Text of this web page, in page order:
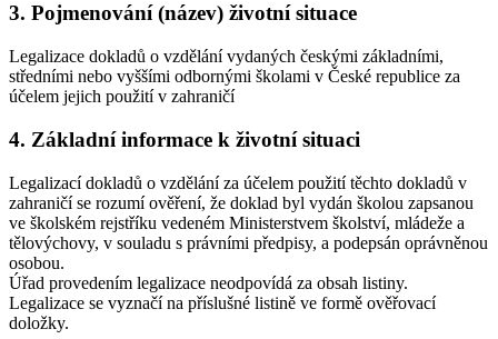
3. Pojmenování (název) životní situace
Legalizace dokladů o vzdělání vydaných českými základními,
středními nebo vyššími odbornými školami v České republice za
účelem jejich použití v zahraničí
4. Základní informace k životní situaci
Legalizací dokladů o vzdělání za účelem použití těchto dokladů v
zahraničí se rozumí ověření, že doklad byl vydán školou zapsanou
ve školském rejstříku vedeném Ministerstvem školství, mládeže a
tělovýchovy, v souladu s právními předpisy, a podepsán oprávněnou
osobou.
Úřad provedením legalizace neodpovídá za obsah listiny.
Legalizace se vyznačí na příslušné listině ve formě ověřovací
doložky.